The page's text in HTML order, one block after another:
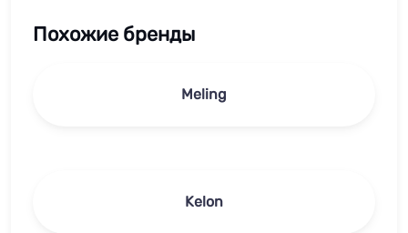
Похожие бренды
Meling
Kelon